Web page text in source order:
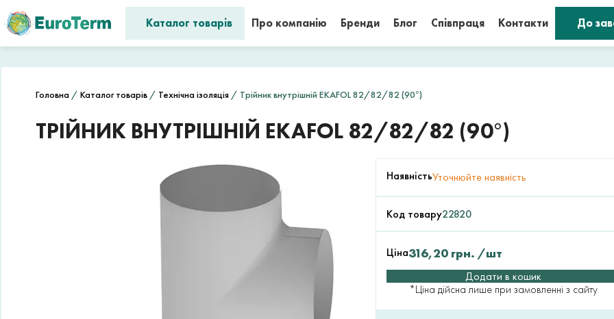
Каталог товарів Про компанію Бренди Блог Співпраця Контакти До
Головна / Каталог товарів / Технічна ізоляція / Трійник внутрішній EKAFOL 82/82/82 (90°)
ТРІЙНИК ВНУТРІШНІЙ EKAFOL 82/82/82 (90°)
НаявністьУточнюйте наявність
Код товару22820
Ціна316,20 грн. /шт
Додати в кошик
*Ціна дійсна лише при замовленні з сайту